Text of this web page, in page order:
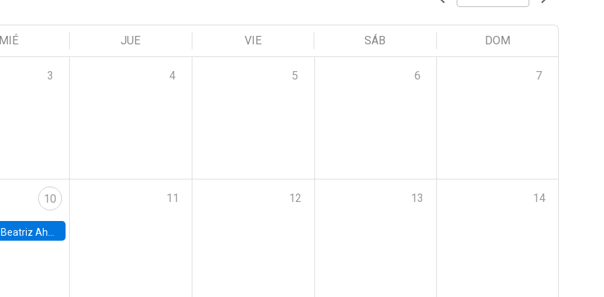
MIÉ JUE VIE SÁB DOM
3 4 5 6 7
10
Beatriz Ahumada, PhD candidate, Universidad de Pittsburgh
11 12 13 14